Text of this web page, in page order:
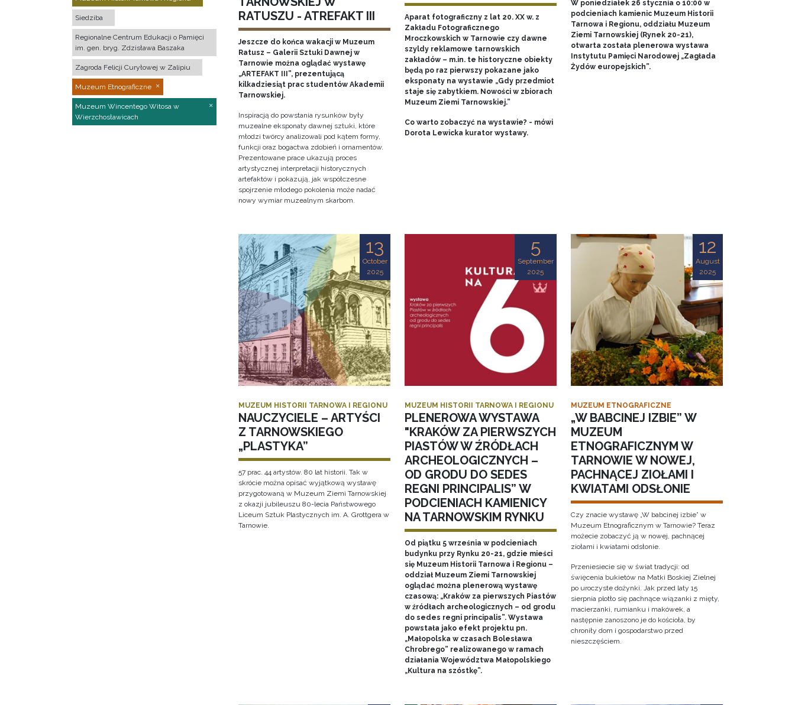
Siedziba
Regionalne Centrum Edukacji o Pamięci
im. gen. bryg. Zdzisława Baszaka
Zagroda Felicji Curyłowej w Zalipiu
Muzeum Etnograficzne
Muzeum Wincentego Witosa w
Wierzchosławicach
RATUSZU - ATREFAKT III
Jeszcze do końca wakacji w Muzeum
Ratusz – Galerii Sztuki Dawnej w
Tarnowie można oglądać wystawę
„ARTEFAKT III”, prezentującą
kilkadziesiąt prac studentów Akademii
Tarnowskiej.
Inspiracją do powstania rysunków były
muzealne eksponaty dawnej sztuki, które
młodzi twórcy analizowali pod kątem formy,
funkcji oraz bogactwa zdobień i ornamentów.
Prezentowane prace ukazują proces
artystycznej interpretacji historycznych
artefaktów i pokazują, jak współczesne
spojrzenie młodego pokolenia może nadać
nowy wymiar muzealnym skarbom.
Aparat fotograficzny z lat 20. XX w. z
Zakładu Fotograficznego
Mroczkowskich w Tarnowie czy dawne
szyldy reklamowe tarnowskich
zakładów – m.in. te historyczne obiekty
będą po raz pierwszy pokazane jako
eksponaty na wystawie „Gdy przedmiot
staje się zabytkiem. Nowości w zbiorach
Muzeum Ziemi Tarnowskiej.”
Co warto zobaczyć na wystawie? - mówi
Dorota Lewicka kurator wystawy.
W poniedziałek 26 stycznia o 10:00 w
podcieniach kamienic Muzeum Historii
Tarnowa i Regionu, oddziału Muzeum
Ziemi Tarnowskiej (Rynek 20-21),
otwarta została plenerowa wystawa
Instytutu Pamięci Narodowej „Zagłada
Żydów europejskich”.
13
October
2025
MUZEUM HISTORII TARNOWA I REGIONU
NAUCZYCIELE – ARTYŚCI
Z TARNOWSKIEGO
„PLASTYKA”
57 prac. 44 artystów. 80 lat historii. Tak w
skrócie można opisać wyjątkową wystawę
przygotowaną w Muzeum Ziemi Tarnowskiej
z okazji jubileuszu 80-lecia Państwowego
Liceum Sztuk Plastycznych im. A. Grottgera w
Tarnowie.
5
September
2025
MUZEUM HISTORII TARNOWA I REGIONU
PLENEROWA WYSTAWA
"KRAKÓW ZA PIERWSZYCH
PIASTÓW W ŹRÓDŁACH
ARCHEOLOGICZNYCH –
OD GRODU DO SEDES
REGNI PRINCIPALIS” W
PODCIENIACH KAMIENICY
NA TARNOWSKIM RYNKU
Od piątku 5 września w podcieniach
budynku przy Rynku 20-21, gdzie mieści
się Muzeum Historii Tarnowa i Regionu –
oddział Muzeum Ziemi Tarnowskiej
oglądać można plenerową wystawę
czasową: „Kraków za pierwszych Piastów
w źródłach archeologicznych – od grodu
do sedes regni principalis”. Wystawa
powstała jako efekt projektu pn.
„Małopolska w czasach Bolesława
Chrobrego” realizowanego w ramach
działania Województwa Małopolskiego
„Kultura na szóstkę”.
12
August
2025
MUZEUM ETNOGRAFICZNE
„W BABCINEJ IZBIE” W
MUZEUM
ETNOGRAFICZNYM W
TARNOWIE W NOWEJ,
PACHNĄCEJ ZIOŁAMI I
KWIATAMI ODSŁONIE
Czy znacie wystawę „W babcinej izbie” w
Muzeum Etnograficznym w Tarnowie? Teraz
możecie zobaczyć ją w nowej, pachnącej
ziołami i kwiatami odsłonie.
Przeniesiecie się w świat tradycji: od
święcenia bukietów na Matki Boskiej Zielnej
po uroczyste dożynki. Jak przed laty 15
sierpnia plotło się pachnące wiązanki z mięty,
macierzanki, rumianku i makówek, a
następnie zanoszono je do kościoła, by
chroniły dom i gospodarstwo przed
nieszczęściem.